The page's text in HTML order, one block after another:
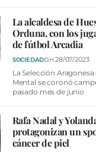
DEL AMIGO
La alcaldesa de
Orduna, con los
de fútbol Arcadia
SOCIEDADD.H.28/07/2023
La Selección
Mental se coronó
pasado mes de junio
Rafa Nadal y
protagonizan un
cáncer de piel